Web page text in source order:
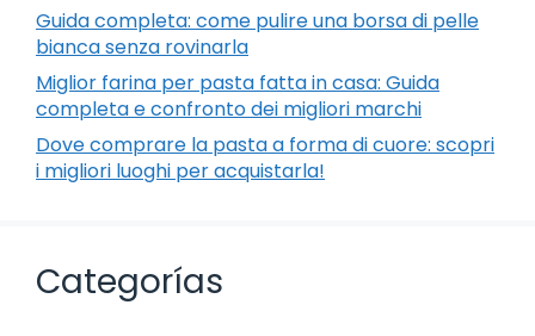
Guida completa: come pulire una borsa di pelle
bianca senza rovinarla
Miglior farina per pasta fatta in casa: Guida
completa e confronto dei migliori marchi
Dove comprare la pasta a forma di cuore: scopri
i migliori luoghi per acquistarla!
Categorías